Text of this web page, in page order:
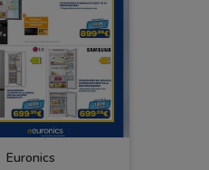
Euronics